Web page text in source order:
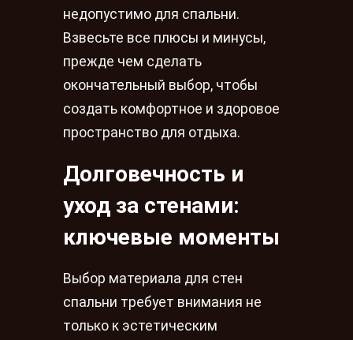
недопустимо для спальни.
Взвесьте все плюсы и минусы,
прежде чем сделать
окончательный выбор, чтобы
создать комфортное и здоровое
пространство для отдыха.
Долговечность и
уход за стенами:
ключевые моменты
Выбор материала для стен
спальни требует внимания не
только к эстетическим